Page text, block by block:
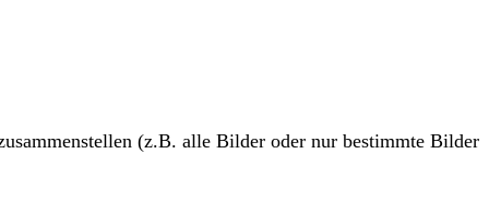
(z.B. alle Bilder oder nur bestimmte Bilder